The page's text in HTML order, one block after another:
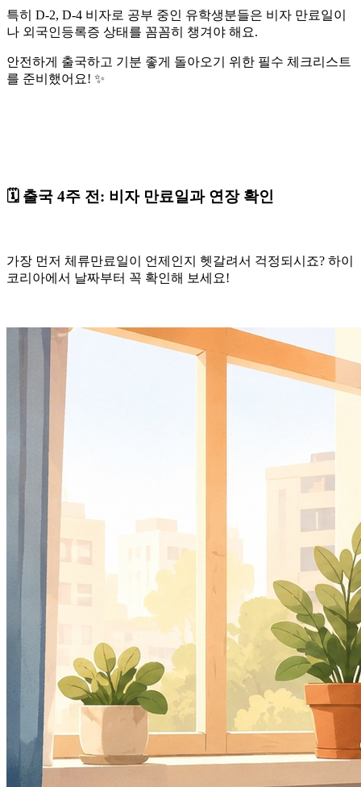
특히 D-2, D-4 비자로 공부 중인 유학생분들은 비자 만료일이
나 외국인등록증 상태를 꼼꼼히 챙겨야 해요.
안전하게 출국하고 기분 좋게 돌아오기 위한 필수 체크리스트
를 준비했어요! ✨
🗓️ 출국 4주 전: 비자 만료일과 연장 확인
가장 먼저 체류만료일이 언제인지 헷갈려서 걱정되시죠? 하이
코리아에서 날짜부터 꼭 확인해 보세요!